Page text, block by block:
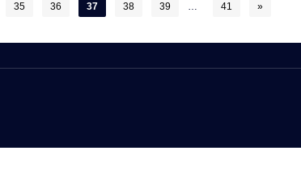
35 36 37 38 39 … 41 »